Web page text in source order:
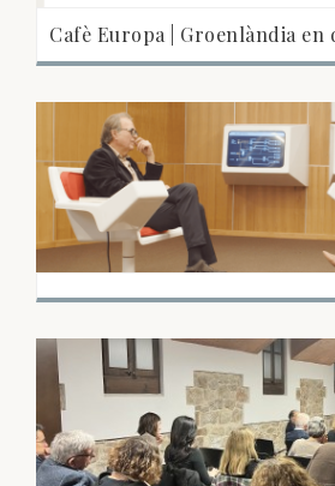
Cafè Europa | Groenlàndia en